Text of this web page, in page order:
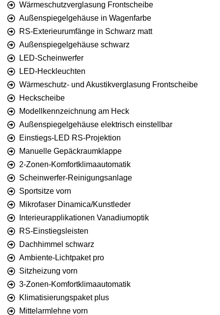
Wärmeschutzverglasung Frontscheibe
Außenspiegelgehäuse in Wagenfarbe
RS-Exterieurumfänge in Schwarz matt
Außenspiegelgehäuse schwarz
LED-Scheinwerfer
LED-Heckleuchten
Wärmeschutz- und Akustikverglasung Frontscheibe
Heckscheibe
Modellkennzeichnung am Heck
Außenspiegelgehäuse elektrisch einstellbar
Einstiegs-LED RS-Projektion
Manuelle Gepäckraumklappe
2-Zonen-Komfortklimaautomatik
Scheinwerfer-Reinigungsanlage
Sportsitze vorn
Mikrofaser Dinamica/Kunstleder
Interieurapplikationen Vanadiumoptik
RS-Einstiegsleisten
Dachhimmel schwarz
Ambiente-Lichtpaket pro
Sitzheizung vorn
3-Zonen-Komfortklimaautomatik
Klimatisierungspaket plus
Mittelarmlehne vorn